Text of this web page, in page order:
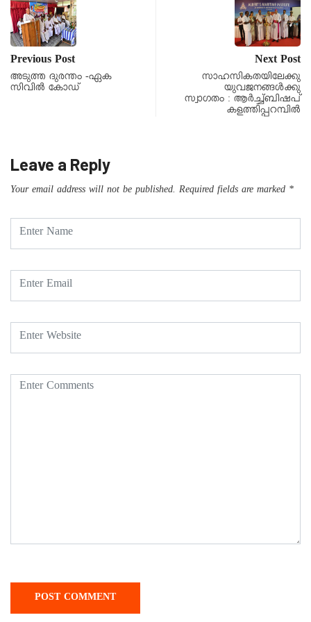
Previous Post
അടുത്ത ദുരന്തം -ഏക
സിവിൽ കോഡ്
Next Post
സാഹസികതയിലേക്കു
യുവജനങ്ങൾക്കു
സ്വാഗതം : ആർച്ച്ബിഷപ്
കളത്തിപ്പറമ്പിൽ
Leave a Reply
Your email address will not be published. Required fields are marked *